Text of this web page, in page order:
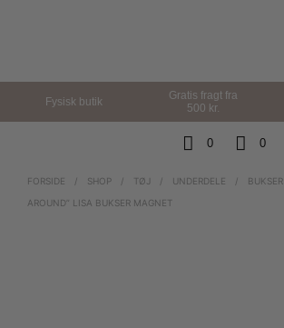
Fysisk butik
Gratis fragt fra
500 kr.
0 0
FORSIDE / SHOP / TØJ / UNDERDELE / BUKSER
AROUND” LISA BUKSER MAGNET